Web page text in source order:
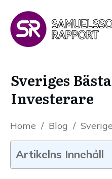
Sveriges
Investerare
Home / Blog /
Artikelns Innehåll